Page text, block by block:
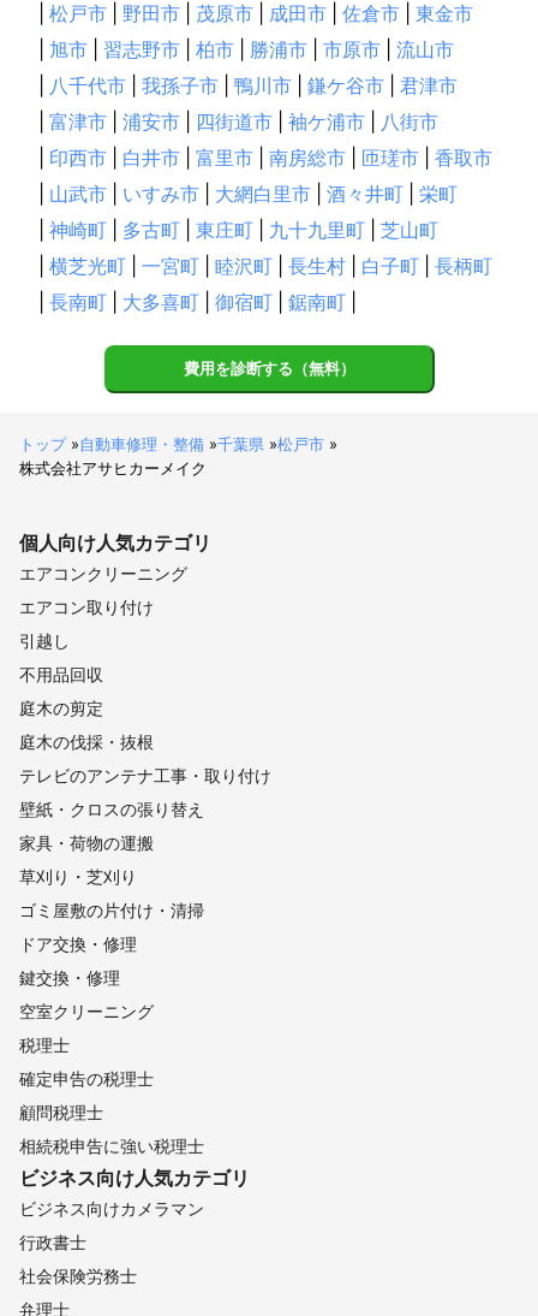
松戸市 野田市 茂原市 成田市 佐倉市
東金市
旭市 習志野市 柏市 勝浦市 市原市
流山市
八千代市 我孫子市 鴨川市 鎌ケ谷市
君津市
富津市 浦安市 四街道市 袖ケ浦市
八街市
印西市 白井市 富里市 南房総市 匝瑳市
香取市
山武市 いすみ市 大網白里市 酒々井町
栄町
神崎町 多古町 東庄町 九十九里町
芝山町
横芝光町 一宮町 睦沢町 長生村 白子町
長柄町
長南町 大多喜町 御宿町 鋸南町
費用を診断する（無料）
トップ»自動車修理・整備 »千葉県 »松戸市 »
株式会社アサヒカーメイク
個人向け人気カテゴリ
エアコンクリーニング
エアコン取り付け
引越し
不用品回収
庭木の剪定
庭木の伐採・抜根
テレビのアンテナ工事・取り付け
壁紙・クロスの張り替え
家具・荷物の運搬
草刈り・芝刈り
ゴミ屋敷の片付け・清掃
ドア交換・修理
鍵交換・修理
空室クリーニング
税理士
確定申告の税理士
顧問税理士
相続税申告に強い税理士
ビジネス向け人気カテゴリ
ビジネス向けカメラマン
行政書士
社会保険労務士
弁理士